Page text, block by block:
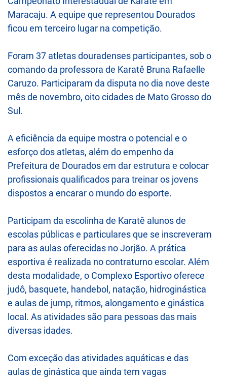
Maracaju. A equipe que representou Dourados
ficou em terceiro lugar na competição.
Foram 37 atletas douradenses participantes, sob o
comando da professora de Karatê Bruna Rafaelle
Caruzo. Participaram da disputa no dia nove deste
mês de novembro, oito cidades de Mato Grosso do
Sul.
A eficiência da equipe mostra o potencial e o
esforço dos atletas, além do empenho da
Prefeitura de Dourados em dar estrutura e colocar
profissionais qualificados para treinar os jovens
dispostos a encarar o mundo do esporte.
Participam da escolinha de Karatê alunos de
escolas públicas e particulares que se inscreveram
para as aulas oferecidas no Jorjão. A prática
esportiva é realizada no contraturno escolar. Além
desta modalidade, o Complexo Esportivo oferece
judô, basquete, handebol, natação, hidroginástica
e aulas de jump, ritmos, alongamento e ginástica
local. As atividades são para pessoas das mais
diversas idades.
Com exceção das atividades aquáticas e das
aulas de ginástica que ainda tem vagas